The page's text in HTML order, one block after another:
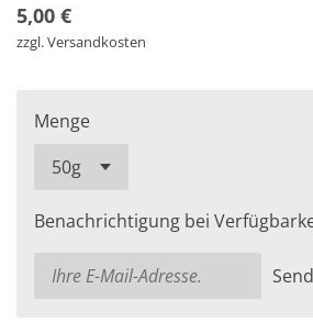
5,00 €
zzgl. Versandkosten
Menge
Benachrichtigung bei